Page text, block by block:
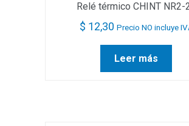
Relé térmico CHINT NR2-
$ 12,30 Precio NO incluye
Leer más